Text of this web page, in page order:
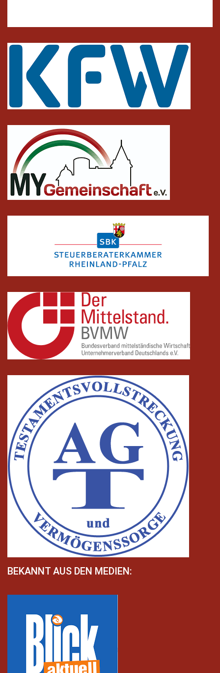
BEKANNT AUS DEN MEDIEN: